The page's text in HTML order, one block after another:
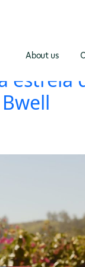
About us
estrela